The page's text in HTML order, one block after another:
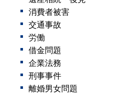
消費者被害
交通事故
労働
借金問題
企業法務
刑事事件
離婚男女問題